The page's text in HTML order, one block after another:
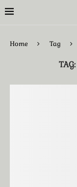
Home Tag
TAG: